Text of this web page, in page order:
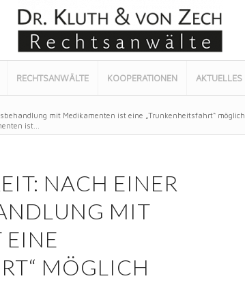
RECHTSANWÄLTE KOOPERATIONEN AKTUELLES
mit Medikamenten ist eine „Trunkenheitsfahrt“ möglich
ist...
NACH EINER
MIT
EINE
MÖGLICH